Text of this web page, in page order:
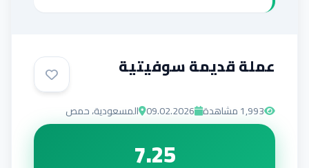
عملة قديمة سوفيتية
1,993مشاهدة 09.02.2026 المسعودية، حمص
7.25